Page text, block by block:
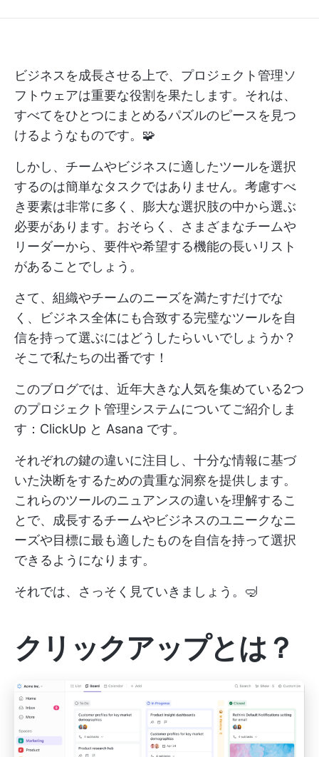
ビジネスを成長させる上で、プロジェクト管理ソ
フトウェアは重要な役割を果たします。それは、
すべてをひとつにまとめるパズルのピースを見つ
けるようなものです。🧩
しかし、チームやビジネスに適したツールを選択
するのは簡単なタスクではありません。考慮すべ
き要素は非常に多く、膨大な選択肢の中から選ぶ
必要があります。おそらく、さまざまなチームや
リーダーから、要件や希望する機能の長いリスト
があることでしょう。
さて、組織やチームのニーズを満たすだけでな
く、ビジネス全体にも合致する完璧なツールを自
信を持って選ぶにはどうしたらいいでしょうか？
そこで私たちの出番です！
このブログでは、近年大きな人気を集めている2つ
のプロジェクト管理システムについてご紹介しま
す：ClickUp と Asana です。
それぞれの鍵の違いに注目し、十分な情報に基づ
いた決断をするための貴重な洞察を提供します。
これらのツールのニュアンスの違いを理解するこ
とで、成長するチームやビジネスのユニークなニ
ーズや目標に最も適したものを自信を持って選択
できるようになります。
それでは、さっそく見ていきましょう。🤿
クリックアップとは？